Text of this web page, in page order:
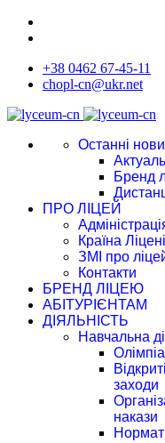
+38 0462 67-45-11
chopl-cn@ukr.net
Останні
Бренд
ПРО ЛІЦЕЙ
Країна
ЗМІ про
Контакти
БРЕНД ЛІЦЕЮ
АБІТУРІЄНТАМ
ДІЯЛЬНІСТЬ
Навчальна
заходи
накази